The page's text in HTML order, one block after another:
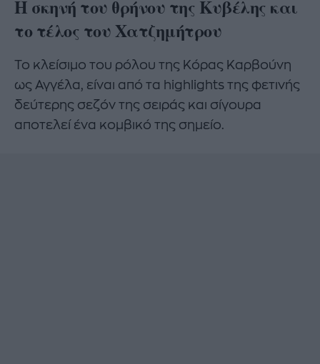
Η σκηνή του θρήνου της Κυβέλης και
το τέλος του Χατζημήτρου
Το κλείσιμο του ρόλου της Κόρας Καρβούνη
ως Αγγέλα, είναι από τα highlights της φετινής
δεύτερης σεζόν της σειράς και σίγουρα
αποτελεί ένα κομβικό της σημείο.